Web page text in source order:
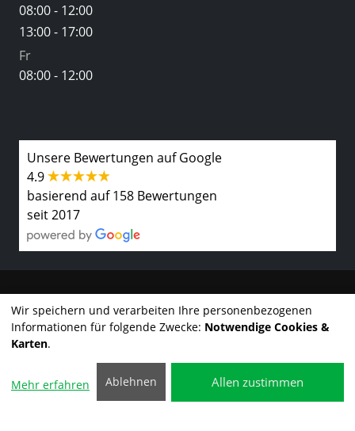
08:00 - 12:00
13:00 - 17:00
Fr
08:00 - 12:00
Unsere Bewertungen auf Google
4.9
basierend auf 158 Bewertungen
seit 2017
Kontakt
Impressum
Datenschutzerklärung
Cookie-Einstellungen
Wir speichern und verarbeiten Ihre personenbezogenen
Informationen für folgende Zwecke: Notwendige Cookies &
Karten.
Mehr erfahren Ablehnen Allen zustimmen